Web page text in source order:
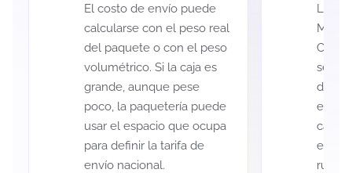
El costo de envío puede
calcularse con el peso real
del paquete o con el peso
volumétrico. Si la caja es
grande, aunque pese
poco, la paquetería puede
usar el espacio que ocupa
para definir la tarifa de
envío nacional.
La
de
cada
es
ruta